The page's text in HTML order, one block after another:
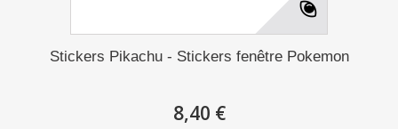
Stickers Pikachu - Stickers fenêtre Pokemon
8,40 €